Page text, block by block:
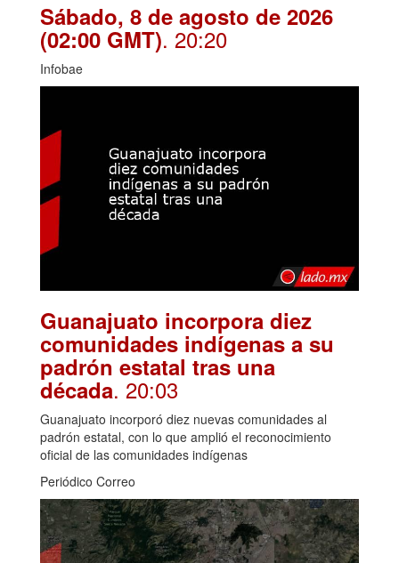
Sábado, 8 de agosto de 2026
(02:00 GMT). 20:20
Infobae
Guanajuato incorpora diez
comunidades indígenas a su
padrón estatal tras una
década. 20:03
Guanajuato incorporó diez nuevas comunidades al
padrón estatal, con lo que amplió el reconocimiento
oficial de las comunidades indígenas
Periódico Correo